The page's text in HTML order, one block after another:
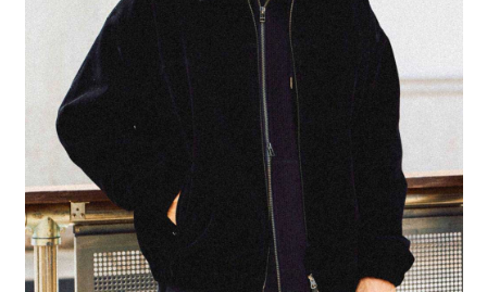
2.基於同意付款使用「大哥付你分期」之契約關係目的，商店將以您的個人
資料（包含姓名、電話或地址）提供予台灣大哥大進項蒐集、處理及利用，
由本公司與您本人進行分期帳單所需資料之確認、核對及更正。
3.完整用戶服務條款，請詳閱以下連結：
https://oppay.tw/userRule
※ 交易是否成功請以「AFTEE先享後付 」之結帳頁面顯示為準，若有關於
是否繳費成功／繳費後需取消欲退款等相關疑問，請聯繫「AFTEE先享後付
客戶支援中心」 https://netprotections.freshdesk.com/support/home
【注意事項】
１．透過由恩沛科技股份有限公司提供之「AFTEE先享後付」服務完成之交
易，需依本服務之必要範圍內提供個人資料，並將交易相關給付款項請求債
權轉讓予恩沛科技股份有限公司。
２．關於個人資料處理事宜，請瀏覽以下網址： https://aftee.tw/terms/#terms3
３．未成年的使用者請事先徵得法定代理人或監護人之同意方可使用
「AFTEE先享後付」，若未經同意申辦者引起之損失，本公司不負相關責
任。
４．使用「AFTEE先享後付」時，將依據個別帳號之用戶狀況，依本公司即
時審查核予不同之上限額度；若仍有額度不足之情形，本公司將視審查結果
每筆NT$80，滿NT$1,500(含以上)免運費
每筆NT$80，滿NT$1,500(含以上)免運費